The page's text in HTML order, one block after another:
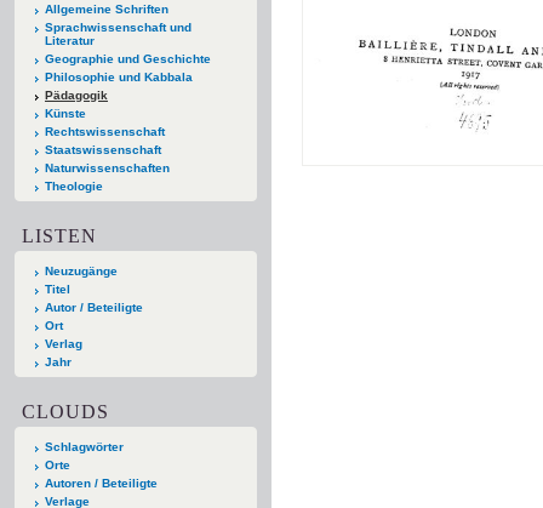
Allgemeine Schriften
Sprachwissenschaft und
Literatur
Geographie und Geschichte
Philosophie und Kabbala
Pädagogik
Künste
Rechtswissenschaft
Staatswissenschaft
Naturwissenschaften
Theologie
LISTEN
Neuzugänge
Titel
Autor / Beteiligte
Ort
Verlag
Jahr
CLOUDS
Schlagwörter
Orte
Autoren / Beteiligte
Verlage